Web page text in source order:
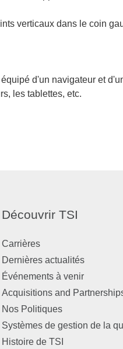
verticaux dans le coin
d'un navigateur et
les tablettes, etc.
Découvrir TSI
Carrières
Dernières actualités
Événements à venir
Acquisitions and
Nos Politiques
Systèmes de gestion de la
Histoire de TSI